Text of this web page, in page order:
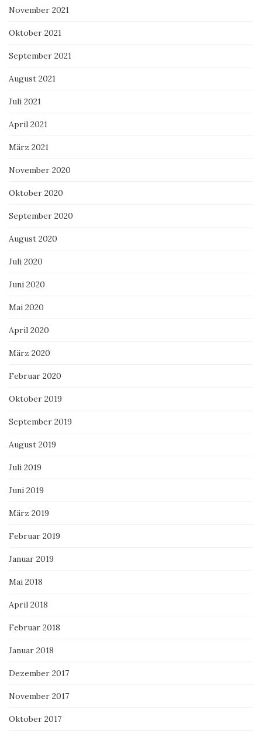
November 2021
Oktober 2021
September 2021
August 2021
Juli 2021
April 2021
März 2021
November 2020
Oktober 2020
September 2020
August 2020
Juli 2020
Juni 2020
Mai 2020
April 2020
März 2020
Februar 2020
Oktober 2019
September 2019
August 2019
Juli 2019
Juni 2019
März 2019
Februar 2019
Januar 2019
Mai 2018
April 2018
Februar 2018
Januar 2018
Dezember 2017
November 2017
Oktober 2017